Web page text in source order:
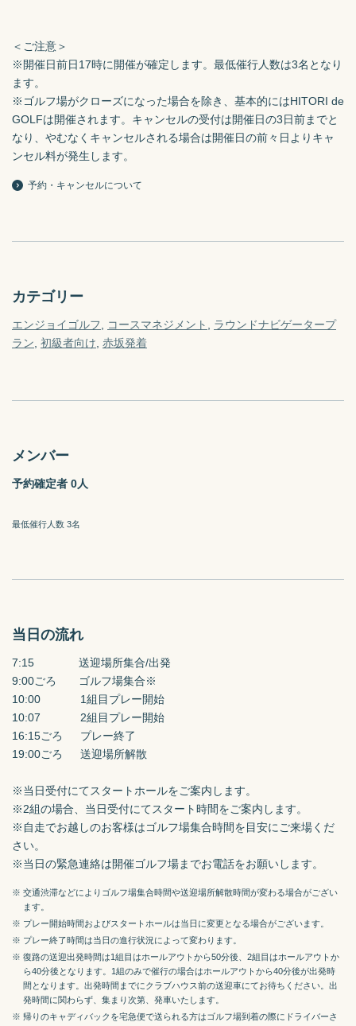
＜ご注意＞
※開催日前日17時に開催が確定します。最低催行人数は3名となり
ます。
※ゴルフ場がクローズになった場合を除き、基本的にはHITORI de
GOLFは開催されます。キャンセルの受付は開催日の3日前までと
なり、やむなくキャンセルされる場合は開催日の前々日よりキャ
ンセル料が発生します。
予約・キャンセルについて
カテゴリー
エンジョイゴルフ コースマネジメント
ラウンドナビゲータープ
ラン 初級者向け 赤坂発着
メンバー
予約確定者 0人
最低催行人数 3名
当日の流れ
7:15　　　　送迎場所集合/出発
9:00ごろ　　ゴルフ場集合※
10:00　　　  1組目プレー開始
10:07　　　  2組目プレー開始
16:15ごろ　  プレー終了
19:00ごろ　  送迎場所解散
※当日受付にてスタートホールをご案内します。
※2組の場合、当日受付にてスタート時間をご案内します。
※自走でお越しのお客様はゴルフ場集合時間を目安にご来場くだ
さい。
※当日の緊急連絡は開催ゴルフ場までお電話をお願いします。
※ 交通渋滞などによりゴルフ場集合時間や送迎場所解散時間が変わる場合がござい
ます。
※ プレー開始時間およびスタートホールは当日に変更となる場合がございます。
※ プレー終了時間は当日の進行状況によって変わります。
※ 復路の送迎出発時間は1組目はホールアウトから50分後、2組目はホールアウトか
ら40分後となります。1組のみで催行の場合はホールアウトから40分後が出発時
間となります。出発時間までにクラブハウス前の送迎車にてお待ちください。出
発時間に関わらず、集まり次第、発車いたします。
※ 帰りのキャディバックを宅急便で送られる方はゴルフ場到着の際にドライバーさ